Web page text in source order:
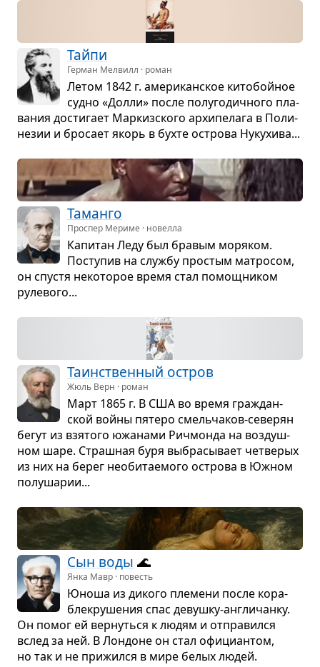
Тайпи
Герман Мелвилл · роман
Летом 1842 г. аме­ри­кан­ское кито­бойное
судно «Долли» после полу­го­дич­ного пла­
ва­ния дости­гает Мар­киз­ского архи­пе­лага в Поли­
не­зии и бро­сает якорь в бухте острова Нуку­хива...
Таманго
Проспер Мериме · новелла
Капи­тан Леду был бра­вым моря­ком.
Посту­пив на службу про­стым мат­ро­сом,
он спу­стя неко­то­рое время стал помощ­ни­ком
руле­вого...
Таин­ствен­ный остров
Жюль Верн · роман
Март 1865 г. В США во время гра­ждан­
ской войны пятеро смель­ча­ков-севе­рян
бегут из взя­того южа­нами Рич­монда на воз­душ­
ном шаре. Страш­ная буря выбра­сы­вает чет­ве­рых
из них на берег необи­та­е­мого острова в Южном
полу­ша­рии...
Сын воды 🌊
Янка Мавр · повесть
Юноша из дикого пле­мени после кора­
бле­кру­ше­ния спас девушку-англи­чанку.
Он помог ей вер­нуться к людям и отпра­вился
вслед за ней. В Лон­доне он стал офи­ци­ан­том,
но так и не при­жился в мире белых людей.